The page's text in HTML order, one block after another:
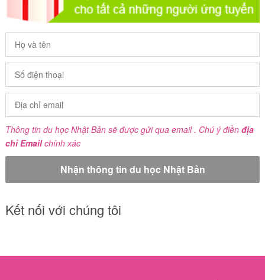
Thông tin du học Nhật Bản sẽ được gửi qua email . Chú ý điền địa
chỉ Emailchính xác
Kết nối với chúng tôi